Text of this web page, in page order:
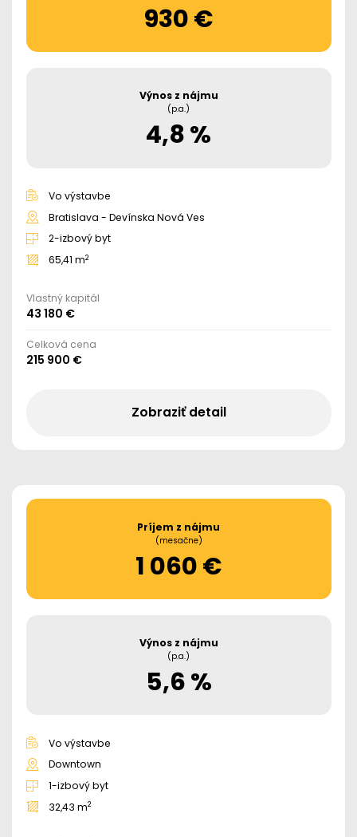
930 €
Výnos z nájmu
(p.a.)
4,8 %
Vo výstavbe
Bratislava - Devínska Nová Ves
2-izbový byt
65,41 m2
Vlastný kapitál
43 180 €
Celková cena
215 900 €
Zobraziť detail
Príjem z nájmu
(mesačne)
1 060 €
Výnos z nájmu
(p.a.)
5,6 %
Vo výstavbe
Downtown
1-izbový byt
32,43 m2